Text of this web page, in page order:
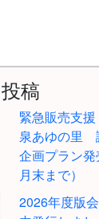
稿
緊急販売支
泉あゆの里
企画プラン発
月末まで）
2026年度版